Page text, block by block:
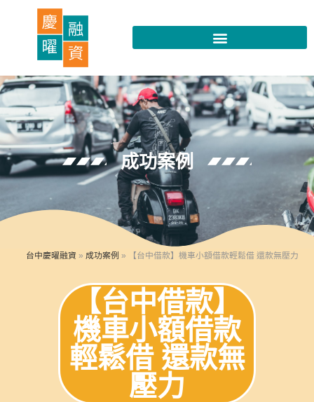
成功案例
台中慶曜融資» 成功案例 » 【台中借款】機車小額借款輕鬆借 還款無壓力
【台中借款】
機車小額借款
輕鬆借 還款無
壓力